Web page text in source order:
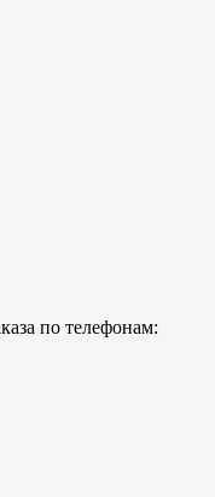
по телефонам: